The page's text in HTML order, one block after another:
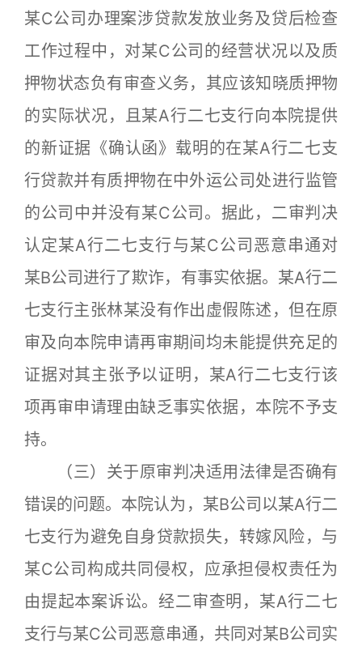
某C公司办理案涉贷款发放业务及贷后检查
工作过程中，对某C公司的经营状况以及质
押物状态负有审查义务，其应该知晓质押物
的实际状况，且某A行二七支行向本院提供
的新证据《确认函》载明的在某A行二七支
行贷款并有质押物在中外运公司处进行监管
的公司中并没有某C公司。据此，二审判决
认定某A行二七支行与某C公司恶意串通对
某B公司进行了欺诈，有事实依据。某A行二
七支行主张林某没有作出虚假陈述，但在原
审及向本院申请再审期间均未能提供充足的
证据对其主张予以证明，某A行二七支行该
项再审申请理由缺乏事实依据，本院不予支
持。
（三）关于原审判决适用法律是否确有
错误的问题。本院认为，某B公司以某A行二
七支行为避免自身贷款损失，转嫁风险，与
某C公司构成共同侵权，应承担侵权责任为
由提起本案诉讼。经二审查明，某A行二七
支行与某C公司恶意串通，共同对某B公司实